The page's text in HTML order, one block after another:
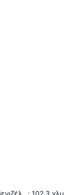
: 102.3 χλμ.